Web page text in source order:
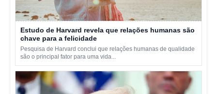
Estudo de Harvard revela que relações humanas são
chave para a felicidade
Pesquisa de Harvard conclui que relações humanas de qualidade
são o principal fator para uma vida...